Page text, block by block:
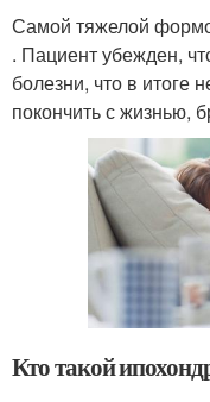
Самой тяжелой
. Пациент убежден,
болезни, что в итоге
покончить с жизнью,
Кто такой